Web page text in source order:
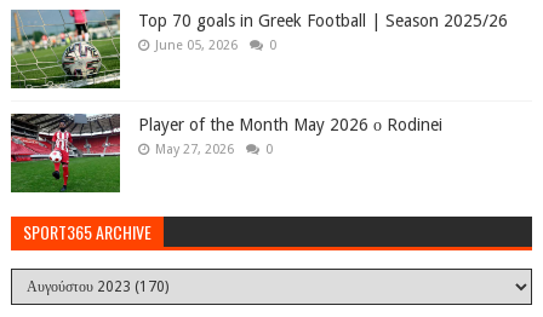
Top 70 goals in Greek Football | Season 2025/26
June 05, 2026 0
Player of the Month May 2026 ο Rodinei
May 27, 2026 0
SPORT365 ARCHIVE